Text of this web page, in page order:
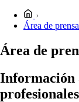
Área de prensa
Área de
Información
profesionales